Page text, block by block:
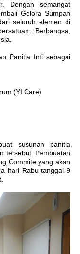
Dengan semangat
Gelora Sumpah
seluruh elemen di
: Berbangsa,
Panitia Inti sebagai
(YI Care)
susunan panitia
tersebut. Pembuatan
Commite yang akan
hari Rabu tanggal 9